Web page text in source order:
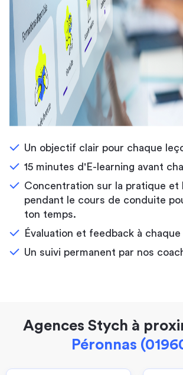
Un objectif clair pour chaque
15 minutes d'E-learning avant
Concentration sur la pratique et
pendant le cours de conduite
ton temps.
Évaluation et feedback à chaque
Un suivi permanent par nos
Agences Stych à
Péronnas